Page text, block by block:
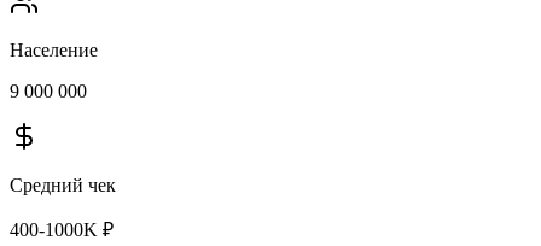
Население
9 000 000
Средний чек
400-1000K ₽